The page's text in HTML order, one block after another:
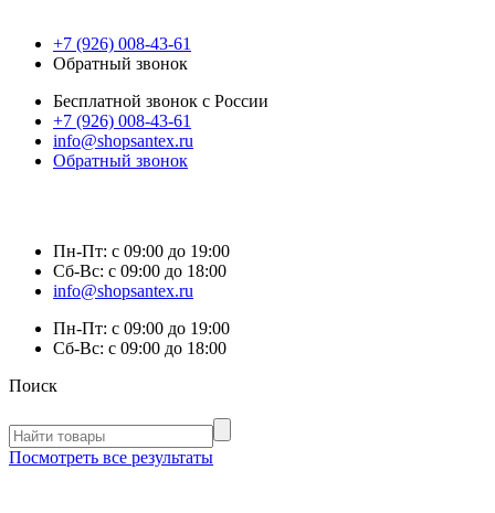
+7 (926) 008-43-61
Обратный звонок
Бесплатной звонок с России
+7 (926) 008-43-61
info@shopsantex.ru
Обратный звонок
Пн-Пт: с 09:00 до 19:00
Сб-Вс: с 09:00 до 18:00
info@shopsantex.ru
Пн-Пт: с 09:00 до 19:00
Сб-Вс: с 09:00 до 18:00
Поиск
Посмотреть все результаты